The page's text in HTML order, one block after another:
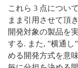
これら 3 点につい
まま引用させて頂
開発対象の製品を
する. また, ”横通
める開発方式を意